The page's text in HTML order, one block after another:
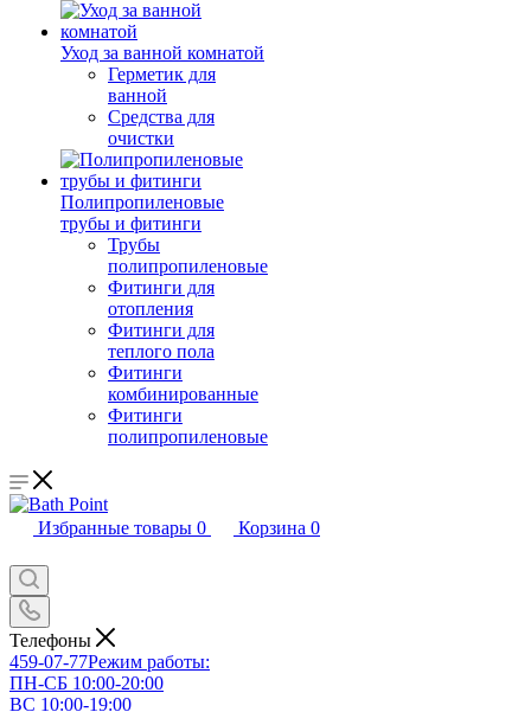
Уход за ванной комнатой
Герметик для
ванной
Средства для
очистки
Полипропиленовые
трубы и фитинги
Трубы
полипропиленовые
Фитинги для
отопления
Фитинги для
теплого пола
Фитинги
комбинированные
Фитинги
полипропиленовые
Избранные товары 0 Корзина 0
Телефоны
459-07-77Режим работы:
ПН-СБ 10:00-20:00
ВС 10:00-19:00